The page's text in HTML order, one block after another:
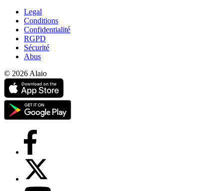
Legal
Conditions
Confidentialité
RGPD
Sécurité
Abus
© 2026 Alaio